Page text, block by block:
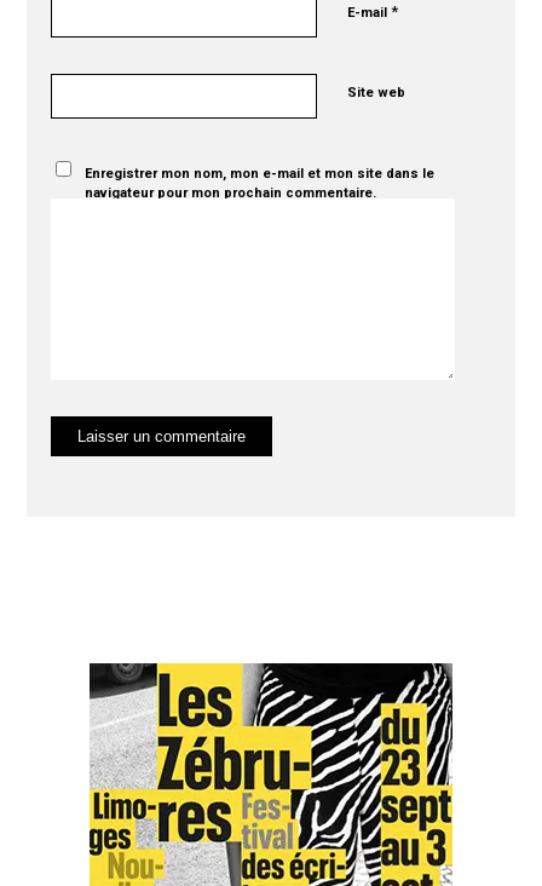
E-mail*
Site web
Enregistrer mon nom, mon e-mail et mon site dans le
navigateur pour mon prochain commentaire.